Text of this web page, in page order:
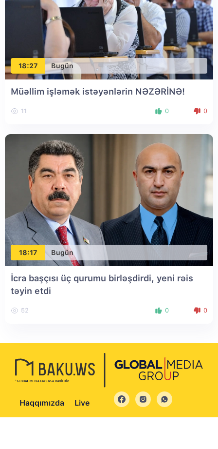
18:27 Bugün
Müəllim işləmək istəyənlərin NƏZƏRİNƏ!
11 0 0
18:17 Bugün
İcra başçısı üç qurumu birləşdirdi, yeni rəis
təyin etdi
52 0 0
Haqqımızda Live